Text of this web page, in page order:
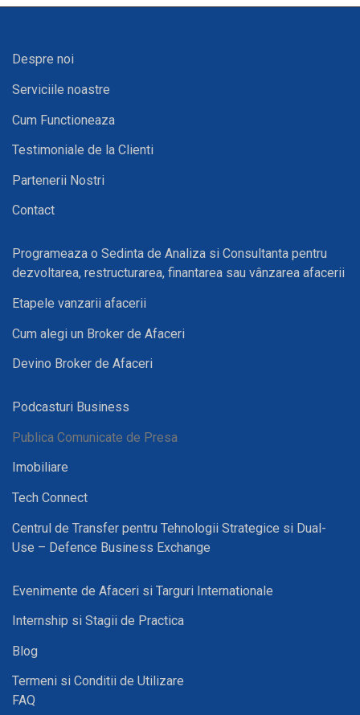
Despre noi
Serviciile noastre
Cum Functioneaza
Testimoniale de la Clienti
Partenerii Nostri
Contact
Programeaza o Sedinta de Analiza si Consultanta pentru
dezvoltarea, restructurarea, finantarea sau vânzarea afacerii
Etapele vanzarii afacerii
Cum alegi un Broker de Afaceri
Devino Broker de Afaceri
Podcasturi Business
Publica Comunicate de Presa
Imobiliare
Tech Connect
Centrul de Transfer pentru Tehnologii Strategice si Dual-
Use – Defence Business Exchange
Evenimente de Afaceri si Targuri Internationale
Internship si Stagii de Practica
Blog
Termeni si Conditii de Utilizare
FAQ